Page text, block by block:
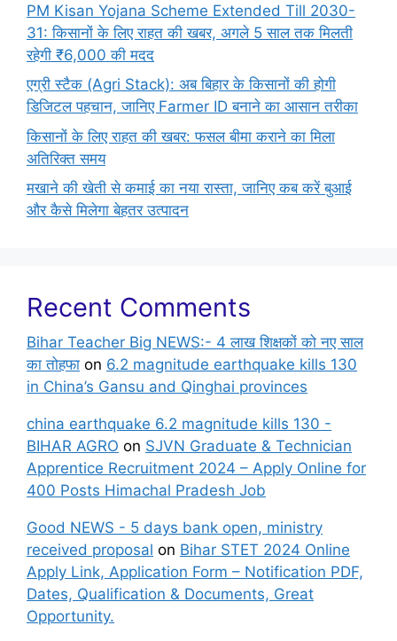
PM Kisan Yojana Scheme Extended Till 2030-
31: किसानों के लिए राहत की खबर, अगले 5 साल तक मिलती
रहेगी ₹6,000 की मदद
एग्री स्टैक (Agri Stack): अब बिहार के किसानों की होगी
डिजिटल पहचान, जानिए Farmer ID बनाने का आसान तरीका
किसानों के लिए राहत की खबर: फसल बीमा कराने का मिला
अतिरिक्त समय
मखाने की खेती से कमाई का नया रास्ता, जानिए कब करें बुआई
और कैसे मिलेगा बेहतर उत्पादन
Recent Comments
Bihar Teacher Big NEWS:- 4 लाख शिक्षकों को नए साल
का तोहफा on 6.2 magnitude earthquake kills 130
in China’s Gansu and Qinghai provinces
china earthquake 6.2 magnitude kills 130 -
BIHAR AGRO on SJVN Graduate & Technician
Apprentice Recruitment 2024 – Apply Online for
400 Posts Himachal Pradesh Job
Good NEWS - 5 days bank open, ministry
received proposal on Bihar STET 2024 Online
Apply Link, Application Form – Notification PDF,
Dates, Qualification & Documents, Great
Opportunity.